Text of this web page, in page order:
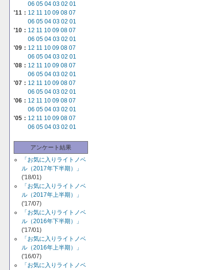
06 05 04 03 02 01
'11： 12 11 10 09 08 07
06 05 04 03 02 01
'10： 12 11 10 09 08 07
06 05 04 03 02 01
'09： 12 11 10 09 08 07
06 05 04 03 02 01
'08： 12 11 10 09 08 07
06 05 04 03 02 01
'07： 12 11 10 09 08 07
06 05 04 03 02 01
'06： 12 11 10 09 08 07
06 05 04 03 02 01
'05： 12 11 10 09 08 07
06 05 04 03 02 01
アンケート結果
「お気に入りライトノベ
ル（2017年下半期）」
('18/01)
「お気に入りライトノベ
ル（2017年上半期）」
('17/07)
「お気に入りライトノベ
ル（2016年下半期）」
('17/01)
「お気に入りライトノベ
ル（2016年上半期）」
('16/07)
「お気に入りライトノベ